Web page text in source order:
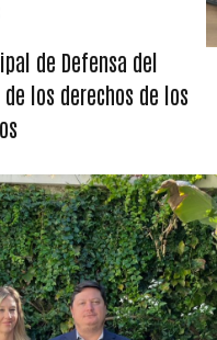
de Defensa del
los derechos de los